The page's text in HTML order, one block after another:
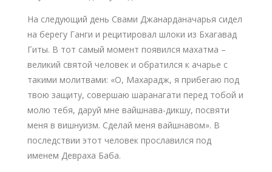
На следующий день Свами Джанарданачарья сидел
на берегу Ганги и рецитировал шлоки из Бхагавад
Гиты. В тот самый момент появился махатма –
великий святой человек и обратился к ачарье с
такими молитвами: «О, Махарадж, я прибегаю под
твою защиту, совершаю шаранагати перед тобой и
молю тебя, даруй мне вайшнава-дикшу, посвяти
меня в вишнуизм. Сделай меня вайшнавом». В
последствии этот человек прославился под
именем Девраха Баба.